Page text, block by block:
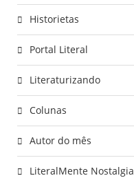
Historietas
Portal Literal
Literaturizando
Colunas
Autor do mês
LiteralMente Nostalgia